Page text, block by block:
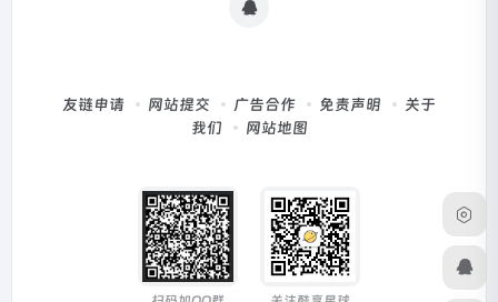
友链申请 网站提交 广告合作 免责声明
关于
我们
网站地图